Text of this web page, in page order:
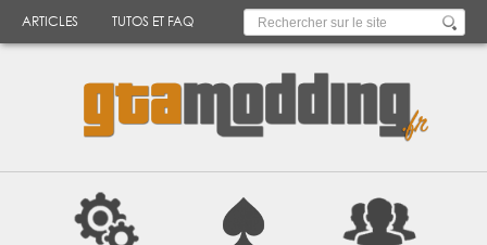
ARTICLES TUTOS ET FAQ